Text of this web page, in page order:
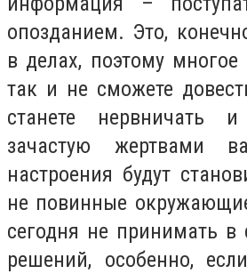
опозданием. Это,
в делах, поэтому
так и не сможете
станете нервничать
зачастую жертвами
настроения будут
не повинные
сегодня не принимать
решений, особенно,